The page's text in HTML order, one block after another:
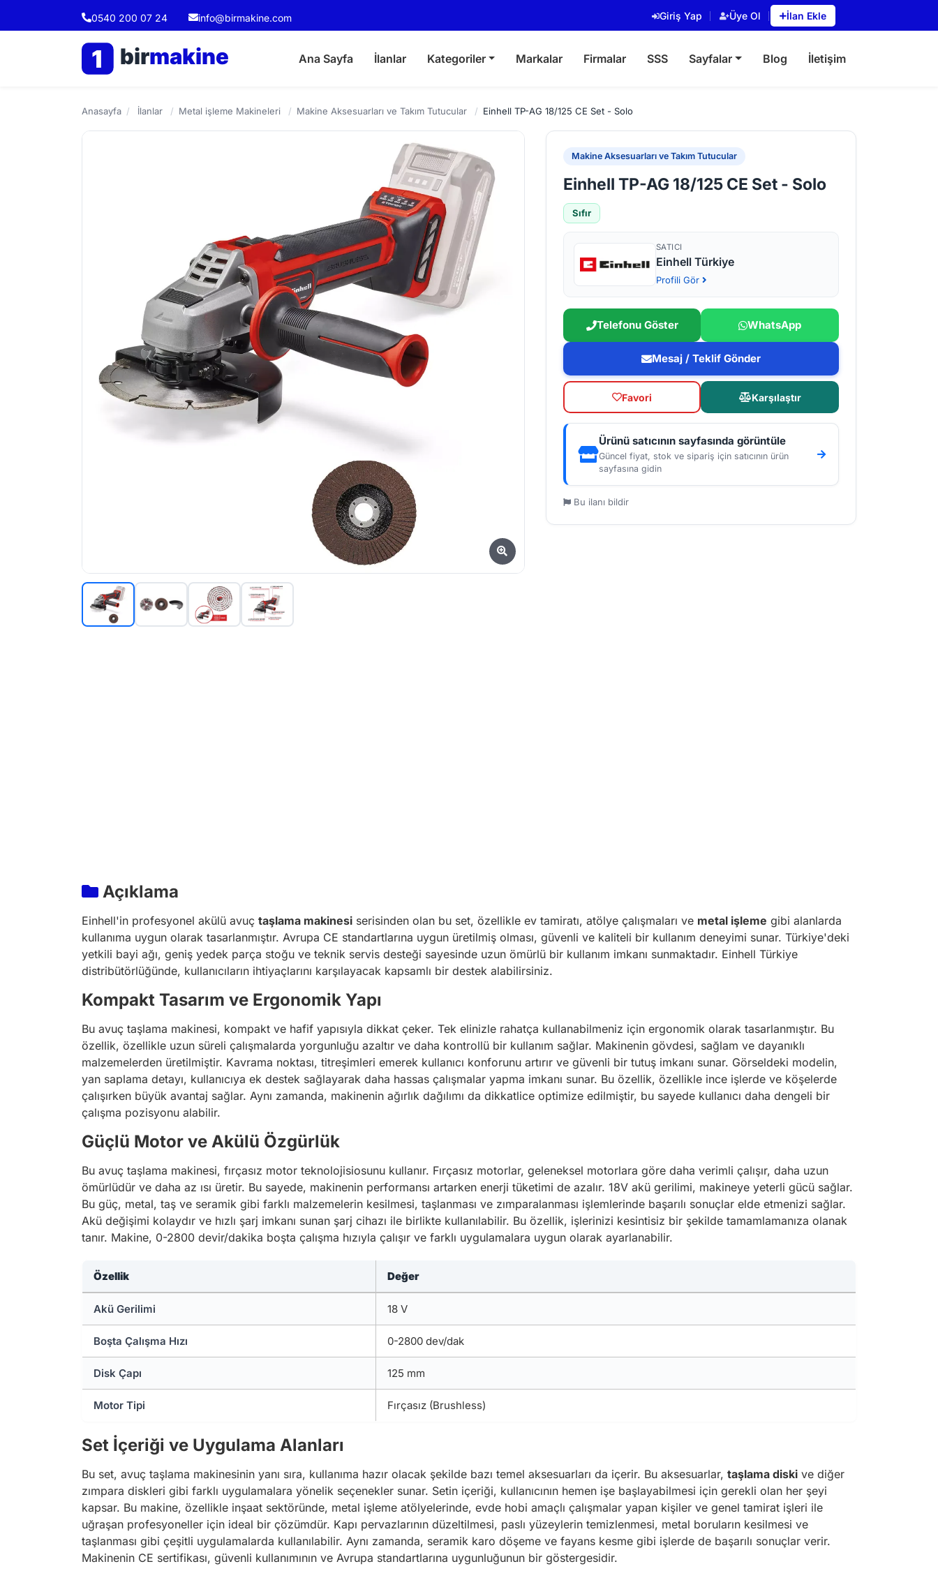
0540 200 07 24 info@birmakine.com Giriş Yap Üye Ol İlan Ekle
1 birmakine Ana Sayfa İlanlar Kategoriler Markalar Firmalar SSS Sayfalar Blog İletişim
Anasayfa / İlanlar / Metal işleme Makineleri / Makine Aksesuarları ve Takım Tutucular / Einhell TP-AG 18/125 CE Set - Solo
Makine Aksesuarları ve Takım Tutucular
Einhell TP-AG 18/125 CE Set - Solo
Sıfır
SATICI
Einhell Türkiye
Profili Gör
Telefonu Göster WhatsApp
Mesaj / Teklif Gönder
Favori Karşılaştır
Ürünü satıcının sayfasında görüntüle
Güncel fiyat, stok ve sipariş için satıcının ürün
sayfasına gidin
Bu ilanı bildir
Açıklama
Einhell'in profesyonel akülü avuç taşlama makinesi serisinden olan bu set, özellikle ev tamiratı, atölye çalışmaları ve metal işleme gibi alanlarda
kullanıma uygun olarak tasarlanmıştır. Avrupa CE standartlarına uygun üretilmiş olması, güvenli ve kaliteli bir kullanım deneyimi sunar. Türkiye'deki
yetkili bayi ağı, geniş yedek parça stoğu ve teknik servis desteği sayesinde uzun ömürlü bir kullanım imkanı sunmaktadır. Einhell Türkiye
distribütörlüğünde, kullanıcıların ihtiyaçlarını karşılayacak kapsamlı bir destek alabilirsiniz.
Kompakt Tasarım ve Ergonomik Yapı
Bu avuç taşlama makinesi, kompakt ve hafif yapısıyla dikkat çeker. Tek elinizle rahatça kullanabilmeniz için ergonomik olarak tasarlanmıştır. Bu
özellik, özellikle uzun süreli çalışmalarda yorgunluğu azaltır ve daha kontrollü bir kullanım sağlar. Makinenin gövdesi, sağlam ve dayanıklı
malzemelerden üretilmiştir. Kavrama noktası, titreşimleri emerek kullanıcı konforunu artırır ve güvenli bir tutuş imkanı sunar. Görseldeki modelin,
yan saplama detayı, kullanıcıya ek destek sağlayarak daha hassas çalışmalar yapma imkanı sunar. Bu özellik, özellikle ince işlerde ve köşelerde
çalışırken büyük avantaj sağlar. Aynı zamanda, makinenin ağırlık dağılımı da dikkatlice optimize edilmiştir, bu sayede kullanıcı daha dengeli bir
çalışma pozisyonu alabilir.
Güçlü Motor ve Akülü Özgürlük
Bu avuç taşlama makinesi, fırçasız motor teknolojisiosunu kullanır. Fırçasız motorlar, geleneksel motorlara göre daha verimli çalışır, daha uzun
ömürlüdür ve daha az ısı üretir. Bu sayede, makinenin performansı artarken enerji tüketimi de azalır. 18V akü gerilimi, makineye yeterli gücü sağlar.
Bu güç, metal, taş ve seramik gibi farklı malzemelerin kesilmesi, taşlanması ve zımparalanması işlemlerinde başarılı sonuçlar elde etmenizi sağlar.
Akü değişimi kolaydır ve hızlı şarj imkanı sunan şarj cihazı ile birlikte kullanılabilir. Bu özellik, işlerinizi kesintisiz bir şekilde tamamlamanıza olanak
tanır. Makine, 0-2800 devir/dakika boşta çalışma hızıyla çalışır ve farklı uygulamalara uygun olarak ayarlanabilir.
Özellik Değer
Akü Gerilimi 18 V
Boşta Çalışma Hızı 0-2800 dev/dak
Disk Çapı 125 mm
Motor Tipi Fırçasız (Brushless)
Set İçeriği ve Uygulama Alanları
Bu set, avuç taşlama makinesinin yanı sıra, kullanıma hazır olacak şekilde bazı temel aksesuarları da içerir. Bu aksesuarlar, taşlama diski ve diğer
zımpara diskleri gibi farklı uygulamalara yönelik seçenekler sunar. Setin içeriği, kullanıcının hemen işe başlayabilmesi için gerekli olan her şeyi
kapsar. Bu makine, özellikle inşaat sektöründe, metal işleme atölyelerinde, evde hobi amaçlı çalışmalar yapan kişiler ve genel tamirat işleri ile
uğraşan profesyoneller için ideal bir çözümdür. Kapı pervazlarının düzeltilmesi, paslı yüzeylerin temizlenmesi, metal boruların kesilmesi ve
taşlanması gibi çeşitli uygulamalarda kullanılabilir. Aynı zamanda, seramik karo döşeme ve fayans kesme gibi işlerde de başarılı sonuçlar verir.
Makinenin CE sertifikası, güvenli kullanımının ve Avrupa standartlarına uygunluğunun bir göstergesidir.